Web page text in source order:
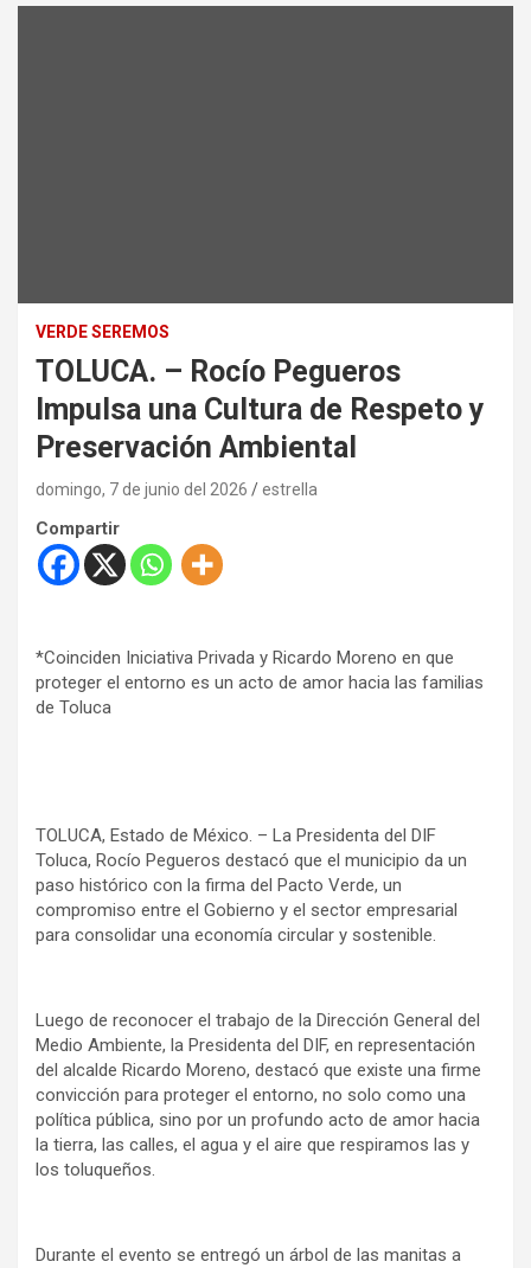
VERDE SEREMOS
TOLUCA. – Rocío Pegueros
Impulsa una Cultura de Respeto y
Preservación Ambiental
domingo, 7 de junio del 2026 estrella
Compartir
*Coinciden Iniciativa Privada y Ricardo Moreno en que
proteger el entorno es un acto de amor hacia las familias
de Toluca
TOLUCA, Estado de México. – La Presidenta del DIF
Toluca, Rocío Pegueros destacó que el municipio da un
paso histórico con la firma del Pacto Verde, un
compromiso entre el Gobierno y el sector empresarial
para consolidar una economía circular y sostenible.
Luego de reconocer el trabajo de la Dirección General del
Medio Ambiente, la Presidenta del DIF, en representación
del alcalde Ricardo Moreno, destacó que existe una firme
convicción para proteger el entorno, no solo como una
política pública, sino por un profundo acto de amor hacia
la tierra, las calles, el agua y el aire que respiramos las y
los toluqueños.
Durante el evento se entregó un árbol de las manitas a